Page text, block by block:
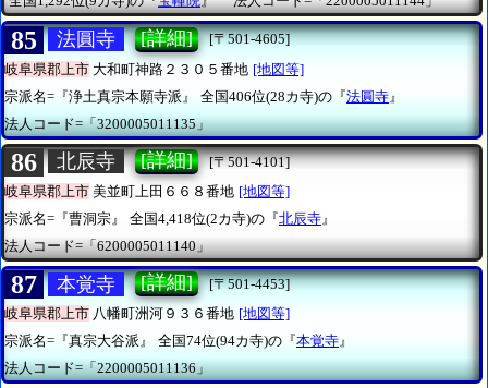
85 法圓寺 [詳細]
[〒501-4605]
岐阜県郡上市 大和町神路２３０５番地 [地図等]
宗派名=『浄土真宗本願寺派』
全国406位(28カ寺)の『法圓寺 』
法人コード=「3200005011135」
86 北辰寺 [詳細]
[〒501-4101]
岐阜県郡上市 美並町上田６６８番地 [地図等]
宗派名=『曹洞宗』
全国4,418位(2カ寺)の『北辰寺 』
法人コード=「6200005011140」
87 本覚寺 [詳細]
[〒501-4453]
岐阜県郡上市 八幡町洲河９３６番地 [地図等]
宗派名=『真宗大谷派』
全国74位(94カ寺)の『本覚寺』
法人コード=「2200005011136」